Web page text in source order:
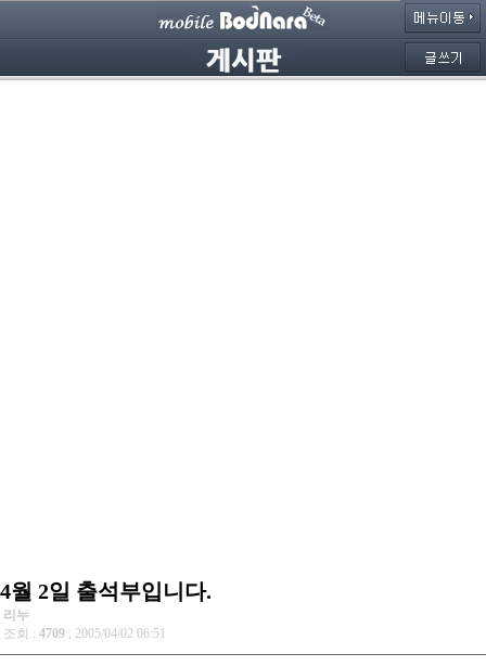
4월 2일 출석부입니다.
리누
조회 : 4709 , 2005/04/02 06:51